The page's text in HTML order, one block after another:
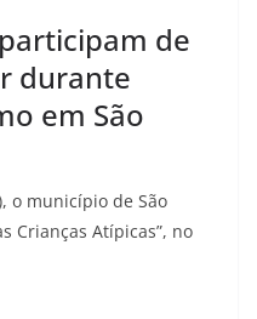
de
durante
em São
o município de São
Crianças Atípicas”, no